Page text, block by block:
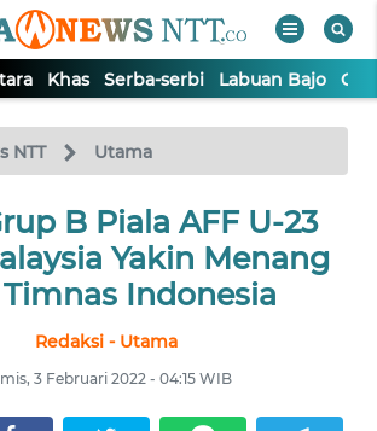
Khas Serba-serbi Labuan Bajo
NTT Utama
B Piala AFF U-23
Yakin Menang
Indonesia
Redaksi - Utama
3 Februari 2022 - 04:15 WIB